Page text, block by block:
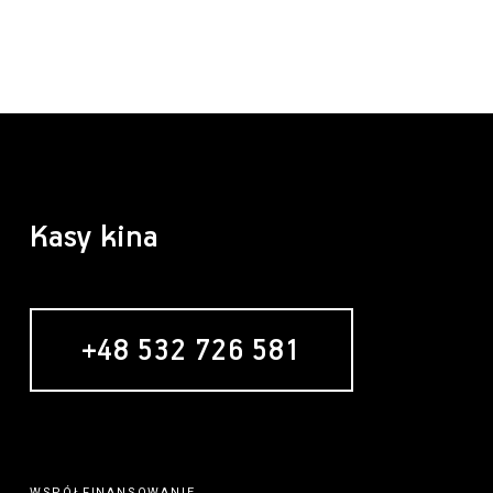
Kasy kina
+48 532 726 581